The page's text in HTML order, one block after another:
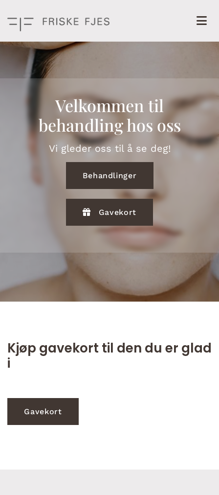
Velkommen til
behandling hos oss
Vi gleder oss til å se deg!
Behandlinger
Gavekort
Kjøp gavekort til den du er glad
i
Gavekort